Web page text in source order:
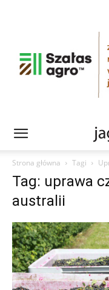
Strona główna Tagi
Tag: uprawa
australii